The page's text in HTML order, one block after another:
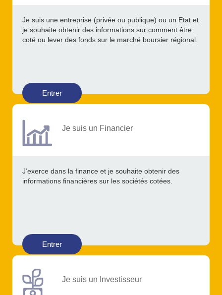
Je suis une entreprise (privée ou publique) ou un Etat et
je souhaite obtenir des informations sur comment être
coté ou lever des fonds sur le marché boursier régional.
Entrer
Je suis un Financier
J’exerce dans la finance et je souhaite obtenir des
informations financières sur les sociétés cotées.
Entrer
Je suis un Investisseur